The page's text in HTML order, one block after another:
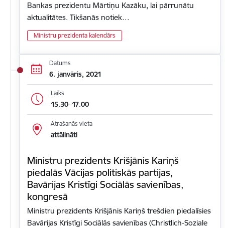
Bankas prezidentu Mārtiņu Kazāku, lai pārrunātu
aktualitātes. Tikšanās notiek…
Ministru prezidenta kalendārs
Datums
6. janvāris, 2021
Laiks
15.30–17.00
Atrašanās vieta
attālināti
Ministru prezidents Krišjānis Kariņš
piedalās Vācijas politiskās partijas,
Bavārijas Kristīgi Sociālās savienības,
kongresā
Ministru prezidents Krišjānis Kariņš trešdien piedalīsies
Bavārijas Kristīgi Sociālās savienības (Christlich-Soziale